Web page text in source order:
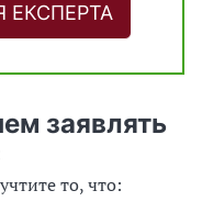
ЕКСПЕРТА
заявлять
то, что: